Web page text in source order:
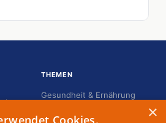
THEMEN
Gesundheit & Ernährung
×
Cookies.